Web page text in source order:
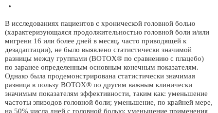
В исследованиях пациентов с хронической головной болью
(характеризующаяся продолжительностью головной боли и/или
мигрени 16 или более дней в месяц, часто приводящей к
дезадаптации), не было выявлено статистически значимой
разницы между группами (BOTOX® по сравнению с плацебо)
по заранее определенным основным конечным показателям.
Однако была продемонстрирована статистически значимая
разница в пользу BOTOX® по другим важным клинически
значимым показателям эффективности, таким как: уменьшение
частоты эпизодов головной боли; уменьшение, по крайней мере,
на 50% числа дней с головной болью; уменьшение применения